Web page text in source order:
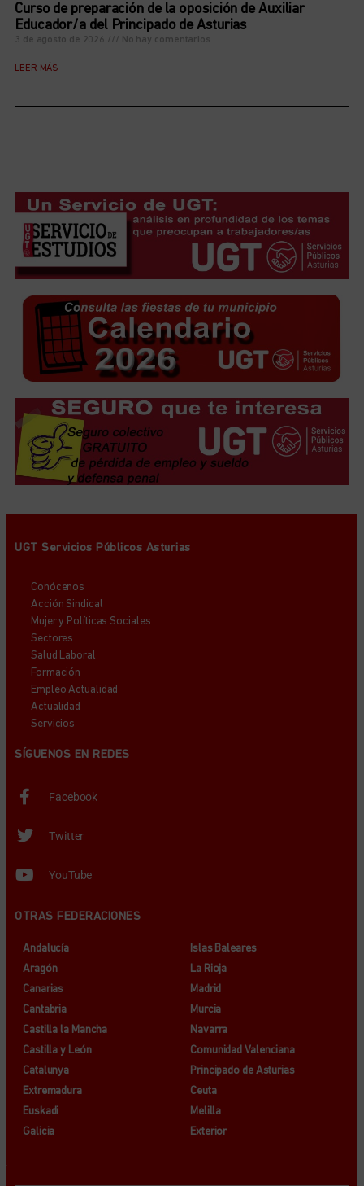
Curso de preparación de la oposición de Auxiliar
Educador/a del Principado de Asturias
3 de agosto de 2026 No hay comentarios
LEER MÁS
UGT Servicios Públicos Asturias
Conócenos
Acción Sindical
Mujer y Políticas Sociales
Sectores
Salud Laboral
Formación
Empleo Actualidad
Actualidad
Servicios
SÍGUENOS EN REDES
Facebook
Twitter
YouTube
OTRAS FEDERACIONES
Andalucía
Aragón
Canarias
Cantabria
Castilla la Mancha
Castilla y León
Catalunya
Extremadura
Euskadi
Galicia
Islas Baleares
La Rioja
Madrid
Murcia
Navarra
Comunidad Valenciana
Principado de Asturias
Ceuta
Melilla
Exterior